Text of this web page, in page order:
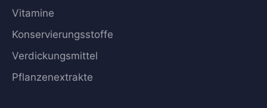
Vitamine
Konservierungsstoffe
Verdickungsmittel
Pflanzenextrakte